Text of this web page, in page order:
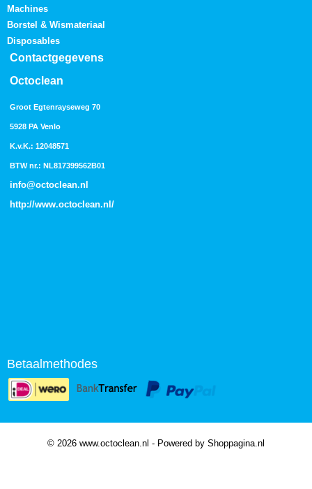
Machines
Borstel & Wismateriaal
Disposables
Contactgegevens
Octoclean
Groot Egtenrayseweg 70
5928 PA Venlo
K.v.K.: 12048571
BTW nr.: NL817399562B01
info@octoclean.nl
http://www.octoclean.nl /
Betaalmethodes
© 2026 www.octoclean.nl - Powered by Shoppagina.nl